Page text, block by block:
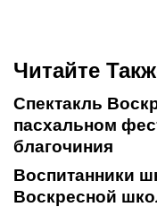
Читайте
Спектакль
пасхальном
благочиния
Воспитанники
Воскресной